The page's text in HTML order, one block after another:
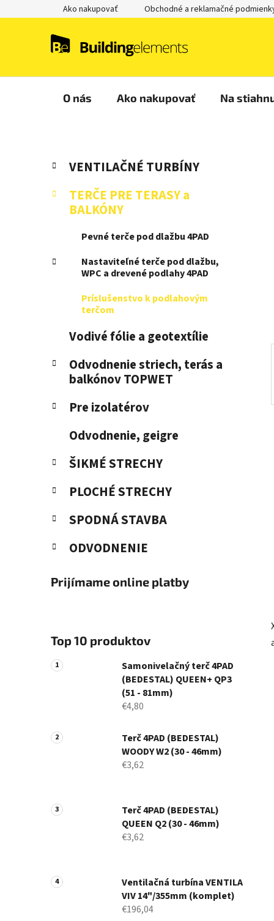
na
Ako nakupovať Obchodné a reklamačné
O nás Ako nakupovať Na
B
č
a
Preskočiť
kategórie
K
a
e
e
VENTILAČNÉ TURBÍNY
TERČE PRE TERASY a
BALKÓNY
Pevné terče pod dlažbu 4PAD
Nastaviteľné terče pod dlažbu,
WPC a drevené podlahy 4PAD
Príslušenstvo k podlahovým
terčom
Vodivé fólie a geotextílie
Odvodnenie striech, terás a
balkónov TOPWET
Pre izolatérov
Odvodnenie, geigre
ŠIKMÉ STRECHY
PLOCHÉ STRECHY
SPODNÁ STAVBA
ODVODNENIE
Prijímame online platby
Top 10 produktov
Samonivelačný terč 4PAD
(BEDESTAL) QUEEN+ QP3
(51 - 81mm)
€4,80
Terč 4PAD (BEDESTAL)
WOODY W2 (30 - 46mm)
€3,62
Terč 4PAD (BEDESTAL)
QUEEN Q2 (30 - 46mm)
€3,62
Ventilačná turbína VENTILA
VIV 14"/355mm (komplet)
€196,04